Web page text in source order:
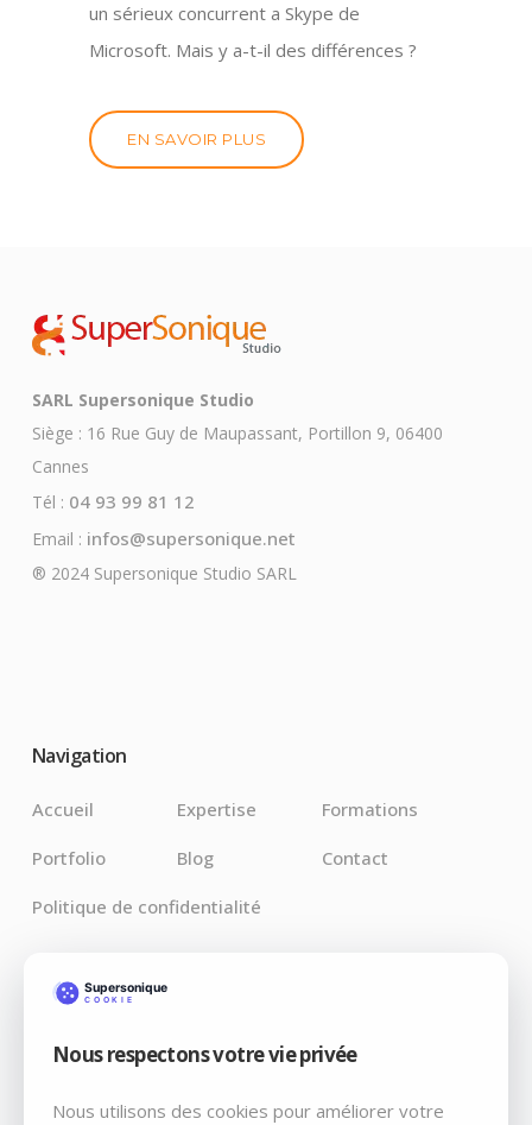
un sérieux concurrent a Skype de
Microsoft. Mais y a-t-il des différences ?
EN SAVOIR PLUS
SARL Supersonique Studio
Siège : 16 Rue Guy de Maupassant, Portillon 9, 06400
Cannes
Tél : 04 93 99 81 12
Email : infos@supersonique.net
® 2024 Supersonique Studio SARL
Navigation
Accueil Expertise Formations
Portfolio Blog Contact
Politique de confidentialité
Claude pour Chrome : l’IA débarque là où vos bugs
vivent vraiment
Nous respectons votre vie privée
Nous utilisons des cookies pour améliorer votre